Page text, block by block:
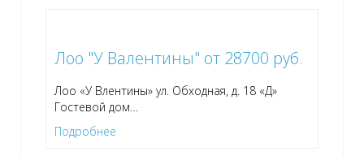
Лоо "У Валентины" от 28700 руб.
Лоо «У Влентины» ул. Обходная, д. 18 «Д»
Гостевой дом
Подробнее